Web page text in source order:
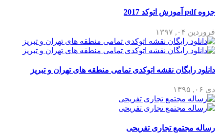
جزوه pdf آموزش اتوکد 2017
فروردین ۰۴, ۱۳۹۷
دانلود رایگان نقشه اتوکدی تمامی منطقه های تهران و تبریز
دی ۰۶, ۱۳۹۵
رساله مجتمع تجاری تفریحی